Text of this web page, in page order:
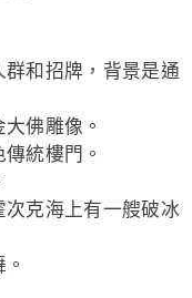
和招牌，背景是通
佛雕像。
統樓門。
克海上有一艘破冰